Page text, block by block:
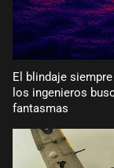
El blindaje
los ingenieros
fantasmas